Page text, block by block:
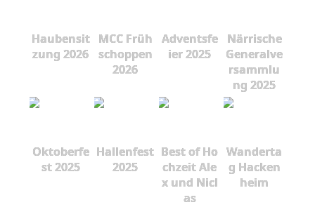
Haubensit
zung 2026
MCC Früh
schoppen
2026
Adventsfe
ier 2025
Närrische
Generalve
rsammlu
ng 2025
Oktoberfe
st 2025
Hallenfest
2025
Best of Ho
chzeit Ale
x und Nicl
as
Wanderta
g Hacken
heim